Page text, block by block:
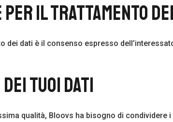
IL TRATTAMENTO
dei dati è il consenso espresso
TUOI DATI
qualità, Bloovs ha bisogno di